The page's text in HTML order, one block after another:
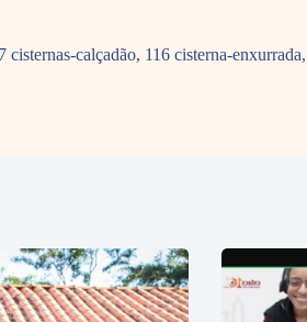
calçadão, 116 cisterna-